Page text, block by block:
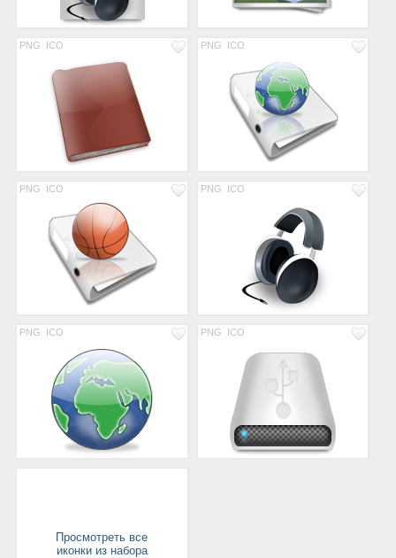
PNG ICO PNG ICO
PNG ICO PNG ICO
PNG ICO PNG ICO
Просмотреть все
иконки из набора